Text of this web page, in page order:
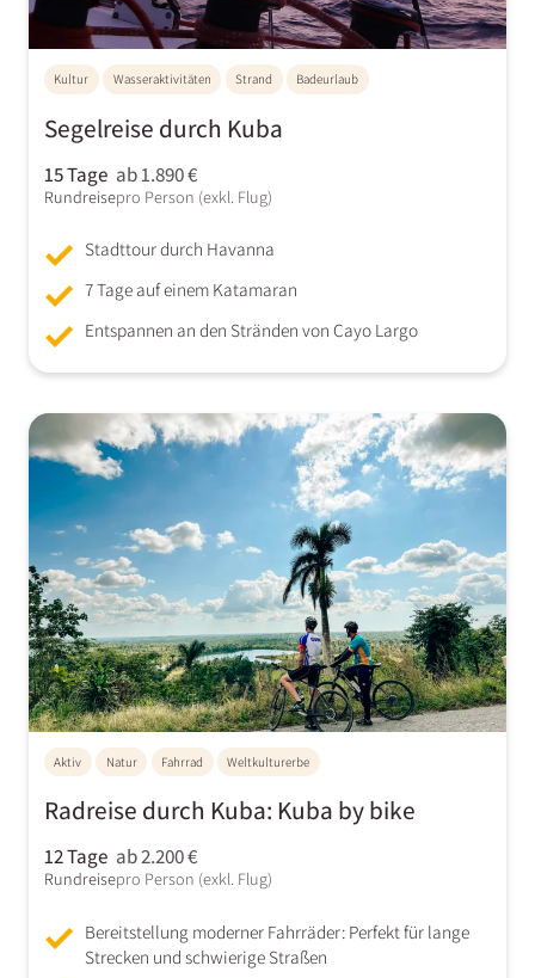
Kultur Wasseraktivitäten Strand Badeurlaub
Segelreise durch Kuba
15 Tage
Rundreise
ab 1.890 €
pro Person (exkl. Flug)
Stadttour durch Havanna
7 Tage auf einem Katamaran
Entspannen an den Stränden von Cayo Largo
Aktiv Natur Fahrrad Weltkulturerbe
Radreise durch Kuba: Kuba by bike
12 Tage
Rundreise
ab 2.200 €
pro Person (exkl. Flug)
Bereitstellung moderner Fahrräder: Perfekt für lange
Strecken und schwierige Straßen